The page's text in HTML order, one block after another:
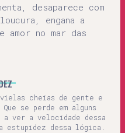
desaparece com
engana a
amor no mar das
cheias de gente e
se perde em alguns
a ver a velocidade dessa
dessa lógica.